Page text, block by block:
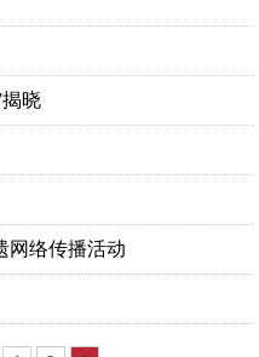
晓
网络传播活动